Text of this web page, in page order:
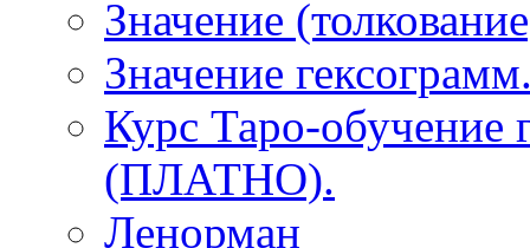
Значение
Значение
Курс Таро-обучение
(ПЛАТНО).
Ленорман